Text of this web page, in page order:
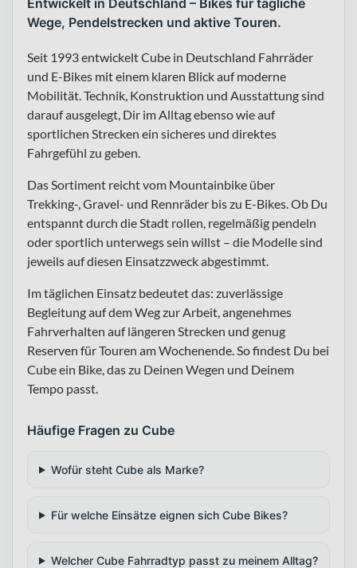
Wege, Pendelstrecken und aktive Touren.
Seit 1993 entwickelt Cube in Deutschland Fahrräder
und E-Bikes mit einem klaren Blick auf moderne
Mobilität. Technik, Konstruktion und Ausstattung sind
darauf ausgelegt, Dir im Alltag ebenso wie auf
sportlichen Strecken ein sicheres und direktes
Fahrgefühl zu geben.
Das Sortiment reicht vom Mountainbike über
Trekking-, Gravel- und Rennräder bis zu E-Bikes. Ob Du
entspannt durch die Stadt rollen, regelmäßig pendeln
oder sportlich unterwegs sein willst – die Modelle sind
jeweils auf diesen Einsatzzweck abgestimmt.
Im täglichen Einsatz bedeutet das: zuverlässige
Begleitung auf dem Weg zur Arbeit, angenehmes
Fahrverhalten auf längeren Strecken und genug
Reserven für Touren am Wochenende. So findest Du bei
Cube ein Bike, das zu Deinen Wegen und Deinem
Tempo passt.
Häufige Fragen zu Cube
Wofür steht Cube als Marke?
Für welche Einsätze eignen sich Cube Bikes?
Welcher Cube Fahrradtyp passt zu meinem Alltag?